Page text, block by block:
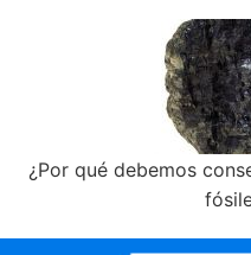
¿Por qué debemos